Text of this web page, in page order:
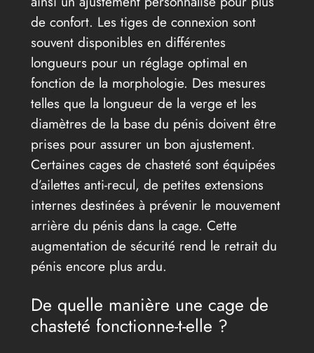
de confort. Les tiges de connexion sont
souvent disponibles en différentes
longueurs pour un réglage optimal en
fonction de la morphologie. Des mesures
telles que la longueur de la verge et les
diamètres de la base du pénis doivent être
prises pour assurer un bon ajustement.
Certaines cages de chasteté sont équipées
d’ailettes anti-recul, de petites extensions
internes destinées à prévenir le mouvement
arrière du pénis dans la cage. Cette
augmentation de sécurité rend le retrait du
pénis encore plus ardu.
De quelle manière une cage de
chasteté fonctionne-t-elle ?